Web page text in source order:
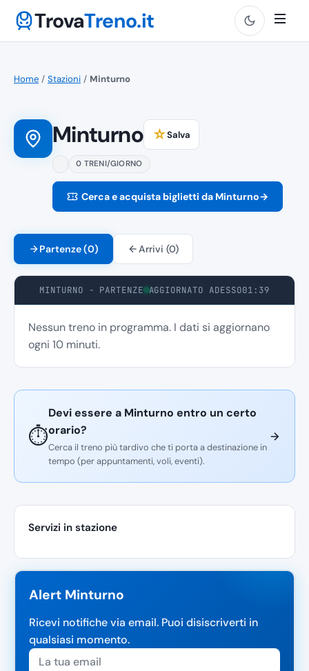
TrovaTreno.it
Home / Stazioni / Minturno
Minturno ☆Salva
0 TRENI/GIORNO
Cerca e acquista biglietti da Minturno→
Partenze (0) Arrivi (0)
MINTURNO - PARTENZE AGGIORNATO ADESSO01:39
Nessun treno in programma. I dati si aggiornano
ogni 10 minuti.
⏱️
Devi essere a Minturno entro un certo
orario?
Cerca il treno più tardivo che ti porta a destinazione in
tempo (per appuntamenti, voli, eventi).
Servizi in stazione
Alert Minturno
Ricevi notifiche via email. Puoi disiscriverti in
qualsiasi momento.